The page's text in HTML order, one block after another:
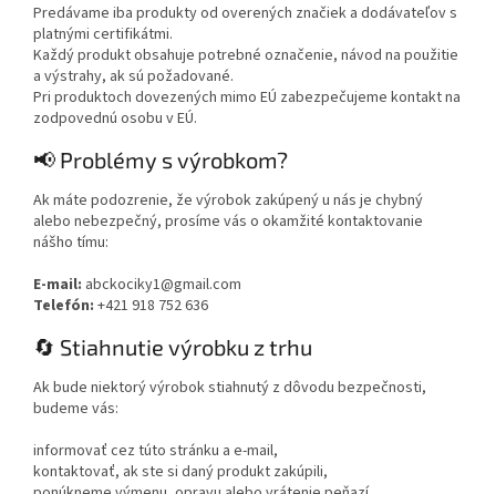
Predávame iba produkty od overených značiek a dodávateľov s
platnými certifikátmi.
Každý produkt obsahuje potrebné označenie, návod na použitie
a výstrahy, ak sú požadované.
Pri produktoch dovezených mimo EÚ zabezpečujeme kontakt na
zodpovednú osobu v EÚ.
📢 Problémy s výrobkom?
Ak máte podozrenie, že výrobok zakúpený u nás je chybný
alebo nebezpečný, prosíme vás o okamžité kontaktovanie
nášho tímu:
E-mail: abckociky1@gmail.com
Telefón: +421 918 752 636
🔄 Stiahnutie výrobku z trhu
Ak bude niektorý výrobok stiahnutý z dôvodu bezpečnosti,
budeme vás:
informovať cez túto stránku a e-mail,
kontaktovať, ak ste si daný produkt zakúpili,